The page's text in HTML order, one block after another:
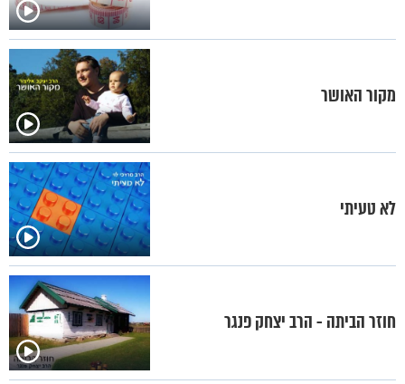
מקור האושר
לא טעיתי
חוזר הביתה - הרב יצחק פנגר